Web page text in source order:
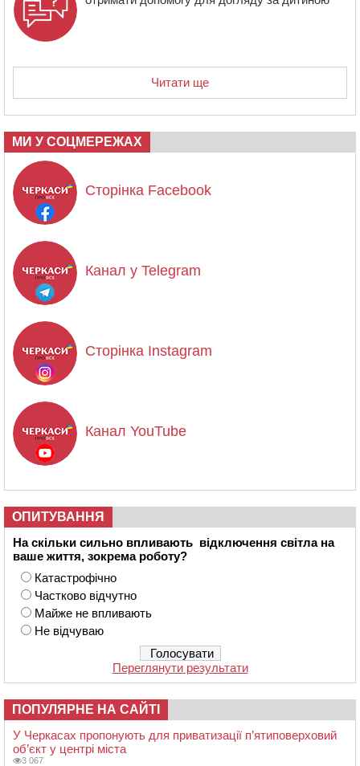
Читати ще
МИ У СОЦМЕРЕЖАХ
Сторінка Facebook
Канал у Telegram
Сторінка Instagram
Канал YouTube
ОПИТУВАННЯ
На скільки сильно впливають відключення світла на
ваше життя, зокрема роботу?
Катастрофічно
Частково відчутно
Майже не впливають
Не відчуваю
Переглянути результати
ПОПУЛЯРНЕ НА САЙТІ
У Черкасах пропонують для приватизації п’ятиповерховий
об’єкт у центрі міста
3 067